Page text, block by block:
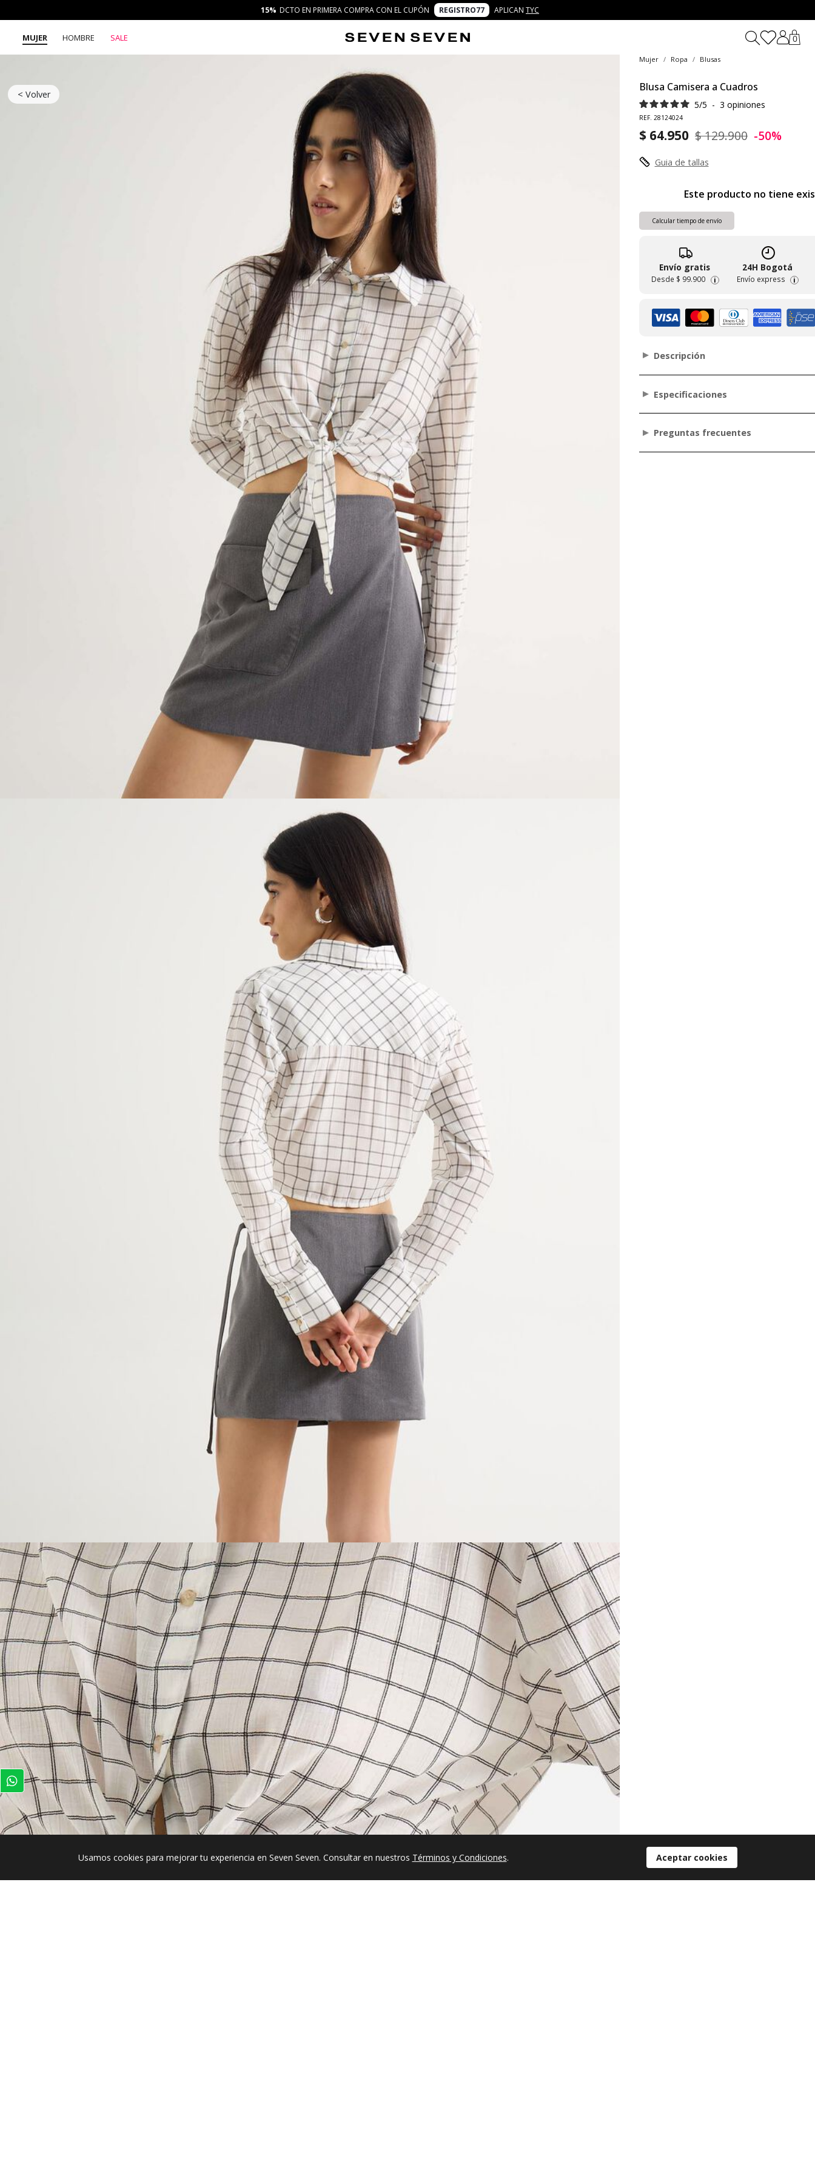
15% DCTO EN PRIMERA COMPRA CON EL CUPÓN REGISTRO77 APLICAN TYC
MUJER HOMBRE SALE 0
< Volver
Mujer Ropa Blusas
Blusa Camisera a Cuadros
5/5 - 3opiniones
REF. 28124024
$ 64.950 $ 129.900 -50%
Guia de tallas
Este producto no tiene
Calcular tiempo de envío
Envío gratis
Desde $ 99.900 i
24H Bogotá
Envío express i
Descripción
Especificaciones
Preguntas frecuentes
Usamos cookies para mejorar tu experiencia en Seven Seven. Consultar en nuestros Términos y Condiciones. Aceptar cookies